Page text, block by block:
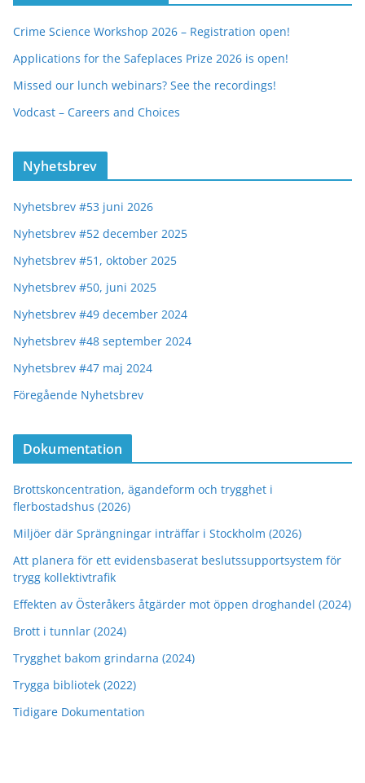
Crime Science Workshop 2026 – Registration open!
Applications for the Safeplaces Prize 2026 is open!
Missed our lunch webinars? See the recordings!
Vodcast – Careers and Choices
Nyhetsbrev
Nyhetsbrev #53 juni 2026
Nyhetsbrev #52 december 2025
Nyhetsbrev #51, oktober 2025
Nyhetsbrev #50, juni 2025
Nyhetsbrev #49 december 2024
Nyhetsbrev #48 september 2024
Nyhetsbrev #47 maj 2024
Föregående Nyhetsbrev
Dokumentation
Brottskoncentration, ägandeform och trygghet i
flerbostadshus (2026)
Miljöer där Sprängningar inträffar i Stockholm (2026)
Att planera för ett evidensbaserat beslutssupportsystem för
trygg kollektivtrafik
Effekten av Österåkers åtgärder mot öppen droghandel (2024)
Brott i tunnlar (2024)
Trygghet bakom grindarna (2024)
Trygga bibliotek (2022)
Tidigare Dokumentation